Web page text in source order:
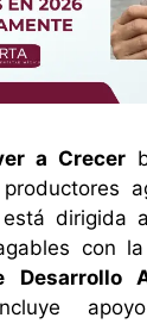
a Crecer
dirigida
con
Desarrollo